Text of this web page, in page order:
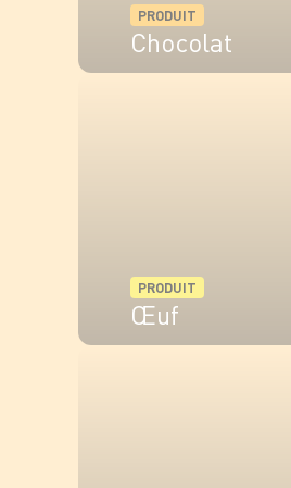
PRODUIT
Chocolat
PRODUIT
Œuf